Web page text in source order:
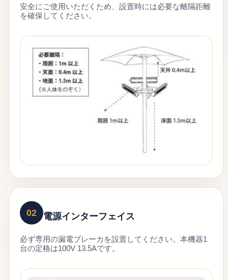
安全にご使用いただくため、設置時には必要な離隔距離
を確保してください。
02 電源インターフェイス
必ず専用の漏電ブレーカを設置してください。本機器1
台の定格は100V 13.5Aです。